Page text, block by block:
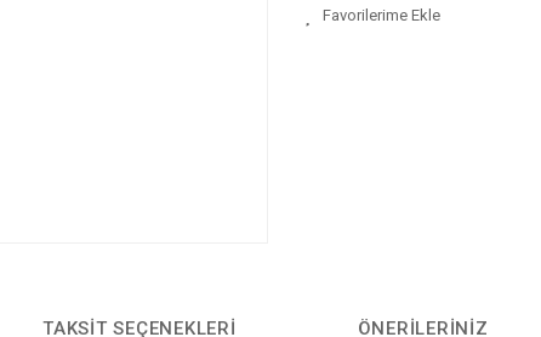
TAKSIT SEÇENEKLERI ÖNERILERINIZ